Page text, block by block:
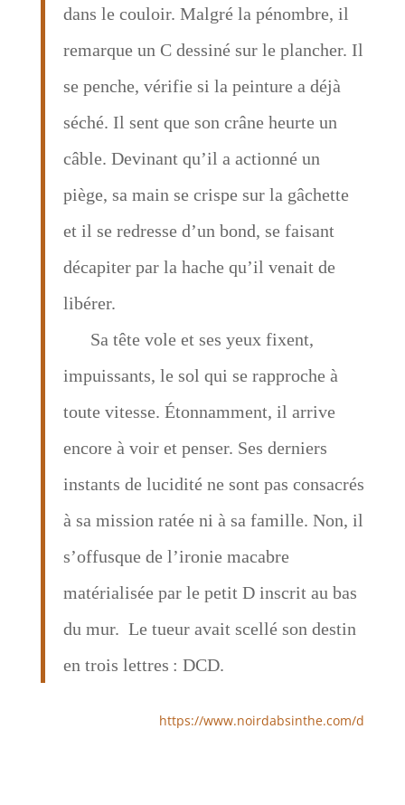
dans le couloir. Malgré la pénombre, il
remarque un C dessiné sur le plancher. Il
se penche, vérifie si la peinture a déjà
séché. Il sent que son crâne heurte un
câble. Devinant qu’il a actionné un
piège, sa main se crispe sur la gâchette
et il se redresse d’un bond, se faisant
décapiter par la hache qu’il venait de
libérer.
Sa tête vole et ses yeux fixent,
impuissants, le sol qui se rapproche à
toute vitesse. Étonnamment, il arrive
encore à voir et penser. Ses derniers
instants de lucidité ne sont pas consacrés
à sa mission ratée ni à sa famille. Non, il
s’offusque de l’ironie macabre
matérialisée par le petit D inscrit au bas
du mur. Le tueur avait scellé son destin
en trois lettres : DCD.
https://www.noirdabsinthe.com/d